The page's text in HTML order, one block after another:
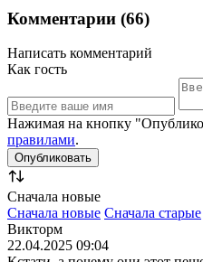
Комментарии (66)
Написать комментарий
Как гость
Нажимая на кнопку
правилами.
Сначала новые
Сначала новые Сначала старые
Викторм
22.04.2025 09:04